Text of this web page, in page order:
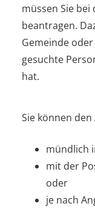
müssen Sie
beantragen.
Gemeinde
gesuchte
hat.
Sie können
mündlich
mit der
oder
je nach